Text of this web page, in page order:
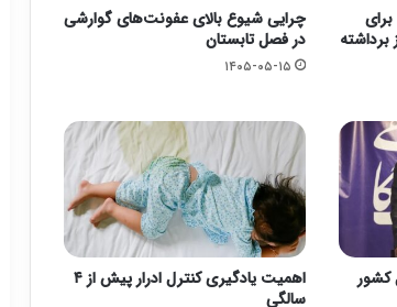
چرایی شیوع بالای عفونت‌های گوارشی
در فصل تابستان
۱۴۰۵-۰۵-۱۵
کشور
اهمیت یادگیری کنترل ادرار پیش از ۴
سالگی